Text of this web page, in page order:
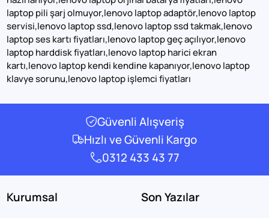
laptop pili şarj olmuyor,lenovo laptop adaptör,lenovo laptop
servisi,lenovo laptop ssd,lenovo laptop ssd takmak,lenovo
laptop ses kartı fiyatları,lenovo laptop geç açılıyor,lenovo
laptop harddisk fiyatları,lenovo laptop harici ekran
kartı,lenovo laptop kendi kendine kapanıyor,lenovo laptop
klavye sorunu,lenovo laptop işlemci fiyatları
Güvenli Alışveriş
Hızlı ve Güvenli Kargo
0312 433 43 77
Kurumsal Son Yazılar